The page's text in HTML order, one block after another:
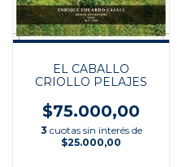
EL CABALLO
CRIOLLO PELAJES
$75.000,00
3 cuotas sin interés de
$25.000,00